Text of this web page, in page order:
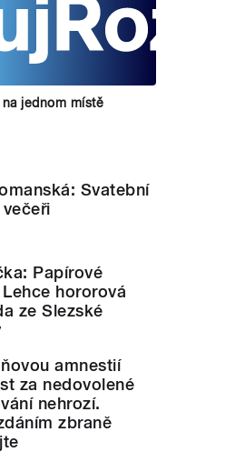
jednom místě
Svatební
Papírové
hororová
ze Slezské
amnestií
za nedovolené
nehrozí.
zbraně